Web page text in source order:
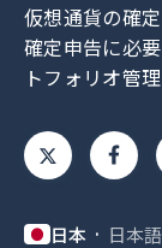
仮想通貨の確
確定申告に必
トフォリオ管
日本 日本語